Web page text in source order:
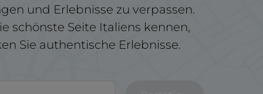
und Erlebnisse zu verpassen.
schönste Seite Italiens kennen,
Sie authentische Erlebnisse.